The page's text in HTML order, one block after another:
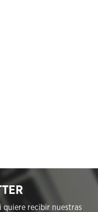
quiere recibir nuestras